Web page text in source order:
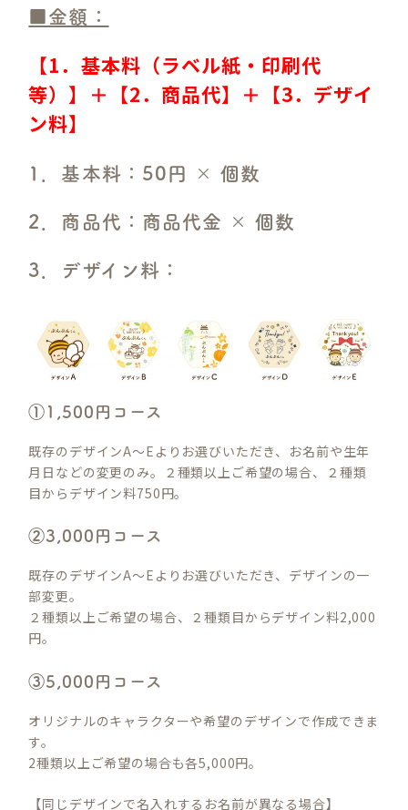
■金額：
【1．基本料（ラベル紙・印刷代
等）】＋【2．商品代】＋【3．デザイ
ン料】
1．基本料：50円 × 個数
2．商品代：商品代金 × 個数
3．デザイン料：
①1,500円コース
既存のデザインA～Eよりお選びいただき、お名前や生年
月日などの変更のみ。２種類以上ご希望の場合、２種類
目からデザイン料750円。
②3,000円コース
既存のデザインA～Eよりお選びいただき、デザインの一
部変更。
２種類以上ご希望の場合、２種類目からデザイン料2,000
円。
③5,000円コース
オリジナルのキャラクターや希望のデザインで作成できま
す。
2種類以上ご希望の場合も各5,000円。
【同じデザインで名入れするお名前が異なる場合】